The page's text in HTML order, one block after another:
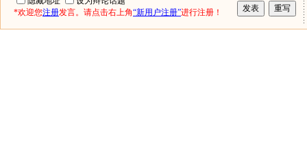
*欢迎您注册发言。请点击右上角“新用户注册”进行注册！